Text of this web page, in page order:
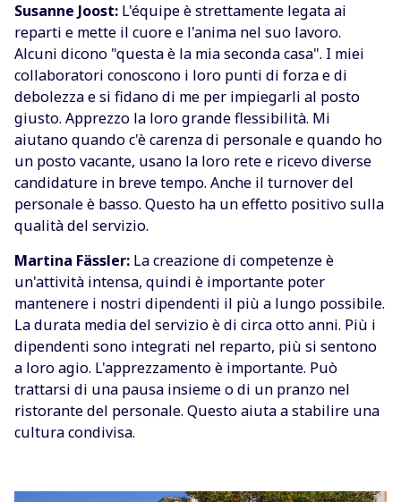
Susanne Joost: L'équipe è strettamente legata ai
reparti e mette il cuore e l'anima nel suo lavoro.
Alcuni dicono "questa è la mia seconda casa". I miei
collaboratori conoscono i loro punti di forza e di
debolezza e si fidano di me per impiegarli al posto
giusto. Apprezzo la loro grande flessibilità. Mi
aiutano quando c'è carenza di personale e quando ho
un posto vacante, usano la loro rete e ricevo diverse
candidature in breve tempo. Anche il turnover del
personale è basso. Questo ha un effetto positivo sulla
qualità del servizio.
Martina Fässler: La creazione di competenze è
un'attività intensa, quindi è importante poter
mantenere i nostri dipendenti il più a lungo possibile.
La durata media del servizio è di circa otto anni. Più i
dipendenti sono integrati nel reparto, più si sentono
a loro agio. L'apprezzamento è importante. Può
trattarsi di una pausa insieme o di un pranzo nel
ristorante del personale. Questo aiuta a stabilire una
cultura condivisa.